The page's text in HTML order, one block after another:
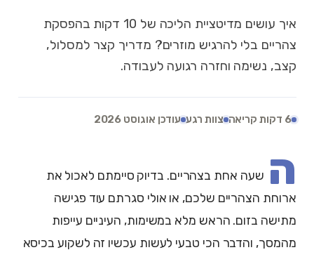
איך עושים מדיטציית הליכה של 10 דקות בהפסקת
צהריים בלי להרגיש מוזרים? מדריך קצר למסלול,
קצב, נשימה וחזרה רגועה לעבודה.
6 דקות קריאה צוות רגע עודכן אוגוסט 2026
ה שעה אחת בצהריים. בדיוק סיימתם לאכול את
ארוחת הצהריים שלכם, או אולי סגרתם עוד פגישה
מתישה בזום. הראש מלא במשימות, העיניים עייפות
מהמסך, והדבר הכי טבעי לעשות עכשיו זה לשקוע בכיסא